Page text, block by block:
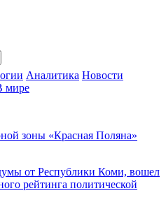
Аналитика Новости
мире
зоны «Красная Поляна»
от Республики Коми, вошел
рейтинга политической